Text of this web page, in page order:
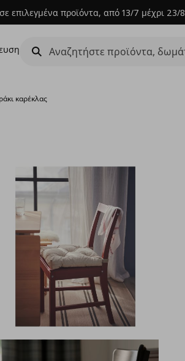
επιλεγμένα προϊόντα, από 13/7 μέχρι 23/8
καρέκλας